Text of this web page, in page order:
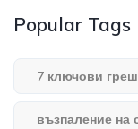
Popular Tags
7 ключови
възпаление на